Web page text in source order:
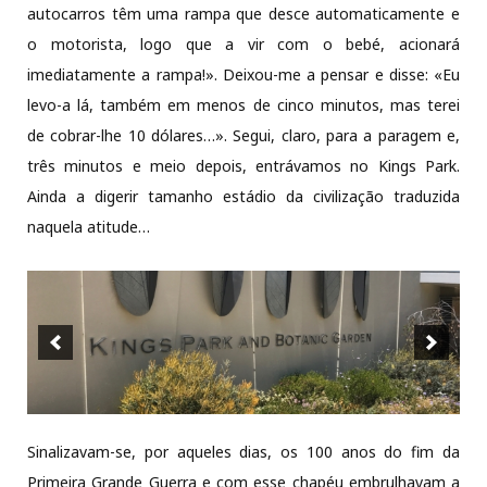
autocarros têm uma rampa que desce automaticamente e
o motorista, logo que a vir com o bebé, acionará
imediatamente a rampa!». Deixou-me a pensar e disse: «Eu
levo-a lá, também em menos de cinco minutos, mas terei
de cobrar-lhe 10 dólares…». Segui, claro, para a paragem e,
três minutos e meio depois, entrávamos no Kings Park.
Ainda a digerir tamanho estádio da civilização traduzida
naquela atitude…
Sinalizavam-se, por aqueles dias, os 100 anos do fim da
Primeira Grande Guerra e com esse chapéu embrulhavam a